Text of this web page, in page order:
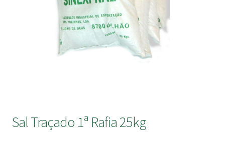
Sal Traçado 1ª Rafia 25kg